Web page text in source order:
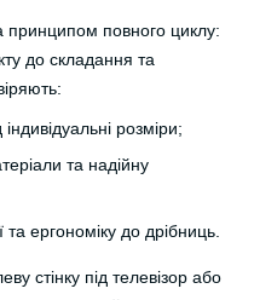
повного циклу:
до складання та
розміри;
та надійну
та ергономіку до дрібниць.
стінку під телевізор або